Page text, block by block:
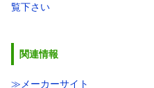
覧下さい
関連情報
≫メーカーサイト